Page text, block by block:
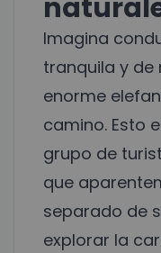
Imagina
tranquila y de
enorme
camino. Esto
grupo de
que
separado de
explorar la